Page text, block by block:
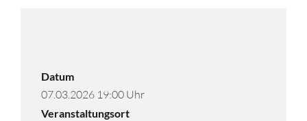
Datum
07.03.2026 19:00 Uhr
Veranstaltungsort